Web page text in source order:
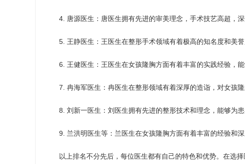
4. 唐源医生：唐医生拥有先进的审美理念，手术技艺高超，深
5. 王静医生：王医生在整形手术领域有着极高的知名度和美
6. 王健医生：王医生在女孩隆胸方面有着丰富的实践经验，能
7. 冉海军医生：冉医生在整形领域有着深厚的造诣，对女孩
8. 刘新一医生：刘医生拥有先进的整形技术和理念，能够为患
9. 兰洪明医生等：兰医生在女孩隆胸方面有着丰富的经验和深
以上排名不分先后，每位医生都有自己的特色和优势。在选